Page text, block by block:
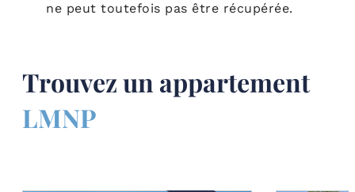
ne peut toutefois pas être récupérée.
Trouvez un appartement
LMNP